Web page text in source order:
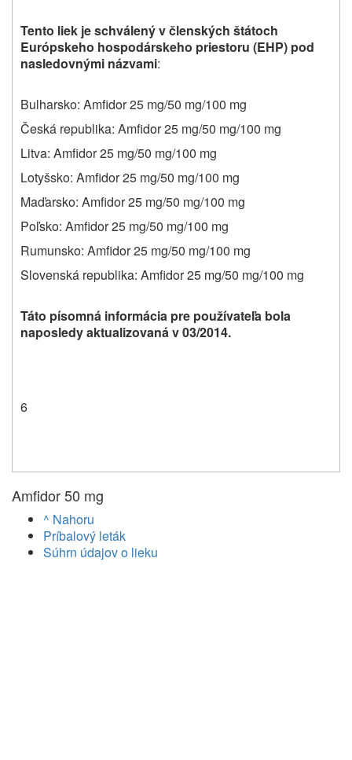
Tento liek jeschválený v členských štátoch
Európskeho hospodárskeho priestoru (EHP) pod
nasledovnými názvami:
Bulharsko: Amfidor 25 mg/50 mg/100 mg
Česká republika: Amfidor 25 mg/50 mg/100 mg
Litva: Amfidor 25 mg/50 mg/100 mg
Lotyšsko: Amfidor 25 mg/50 mg/100 mg
Maďarsko: Amfidor 25 mg/50 mg/100 mg
Poľsko: Amfidor 25 mg/50 mg/100 mg
Rumunsko: Amfidor 25 mg/50 mg/100 mg
Slovenská republika: Amfidor 25 mg/50 mg/100 mg
Táto písomná informácia pre používateľa bola
naposledy aktualizovaná v 03/2014.
6
Amfidor 50 mg
^ Nahoru
Príbalový leták
Súhrn údajov o lieku